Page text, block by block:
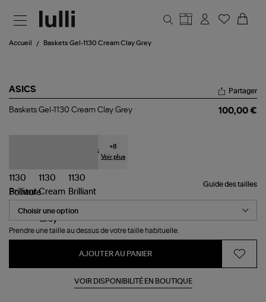
Accueil Baskets Gel-1130 Cream Clay Grey
ASICS
Baskets
Partager
Baskets Gel-1130 Cream Clay Grey 100,00 €
+8
Voir plus
Guide des tailles
Pointure
Prendre une taille au dessus de votre taille habituelle.
AJOUTER AU PANIER
VOIR DISPONIBILITÉ EN BOUTIQUE